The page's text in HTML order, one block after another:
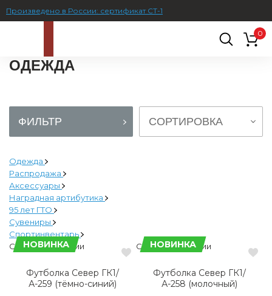
Произведено в России: сертификат СТ-1
0
ОДЕЖДА
ФИЛЬТР СОРТИРОВКА
Одежда
Распродажа
Аксессуары
Наградная артибутика
95 лет ГТО
Сувениры
Спортинвентарь
Сделано в России
НОВИНКА
Футболка Север ГК1/
А-259 (тёмно-синий)
Сделано в России
НОВИНКА
Футболка Север ГК1/
А-258 (молочный)